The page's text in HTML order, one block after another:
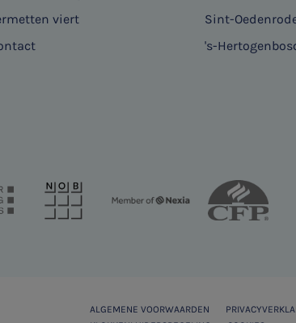
viert
Sint-
's-
ALGEMENE VOORWAARDEN